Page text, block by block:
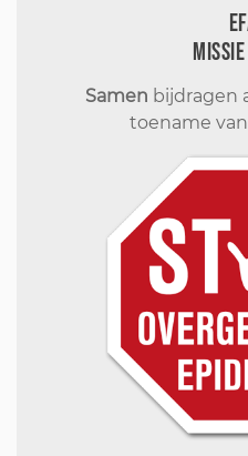
Samen bijdragen
toename